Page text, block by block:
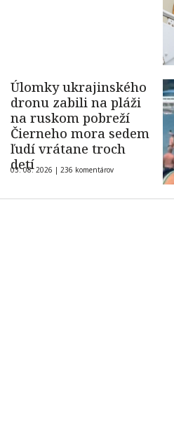
Úlomky ukrajinského
dronu zabili na pláži
na ruskom pobreží
Čierneho mora sedem
ľudí vrátane troch
detí
03. 08. 2026 | 236 komentárov